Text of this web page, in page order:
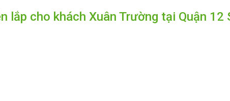
lắp cho khách Xuân Trường tại Quận 12